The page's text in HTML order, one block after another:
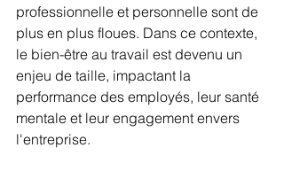
professionnelle et personnelle sont de
plus en plus floues. Dans ce contexte,
le bien-être au travail est devenu un
enjeu de taille, impactant la
performance des employés, leur santé
mentale et leur engagement envers
l'entreprise.